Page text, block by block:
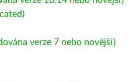
verze 7 nebo novější)